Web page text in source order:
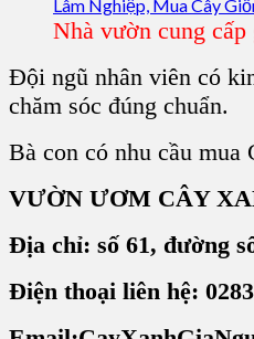
Nhà vườn cung
Đội ngũ nhân viên có
chăm sóc đúng chuẩn.
Bà con có nhu cầu mua
VƯỜN ƯƠM CÂY
Địa chỉ: số 61, đường
Điện thoại liên hệ: